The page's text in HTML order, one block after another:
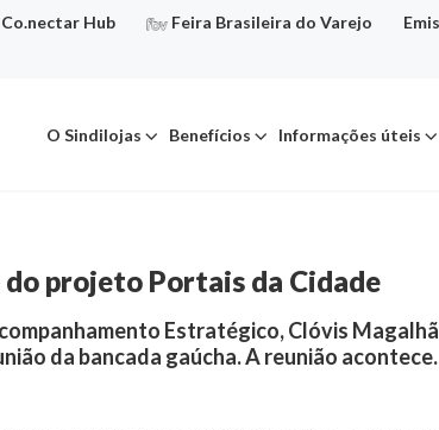
Co.nectar Hub Feira Brasileira do Varejo
O Sindilojas Benefícios Informações úteis
projeto Portais da Cidade
Estratégico, Clóvis
da bancada gaúcha. A reunião